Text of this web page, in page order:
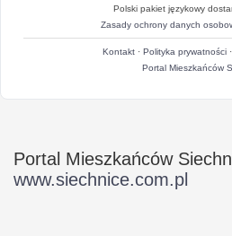
Polski pakiet językowy
Zasady ochrony danych
Kontakt· Polityka prywatności·
Portal Mieszkańców
Portal Mieszkańców
www.siechnice.com.pl